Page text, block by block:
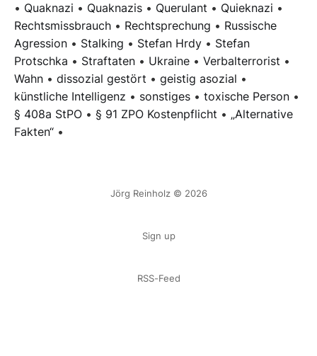
• Quaknazi • Quaknazis • Querulant • Quieknazi •
Rechtsmissbrauch • Rechtsprechung • Russische
Agression • Stalking • Stefan Hrdy • Stefan
Protschka • Straftaten • Ukraine • Verbalterrorist •
Wahn • dissozial gestört • geistig asozial •
künstliche Intelligenz • sonstiges • toxische Person •
§ 408a StPO • § 91 ZPO Kostenpflicht • „Alternative
Fakten“ •
Jörg Reinholz © 2026
Sign up
RSS-Feed